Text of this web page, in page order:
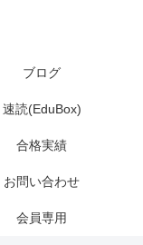
ブログ
速読(EduBox)
合格実績
お問い合わせ
会員専用